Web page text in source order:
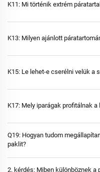
K11: Mi történik extrém
K13: Milyen ajánlott
K15: Le lehet-e cserélni velük a
K17: Mely iparágak profitálnak
Q19: Hogyan tudom
paklit?
2. kérdés: Miben különböznek a